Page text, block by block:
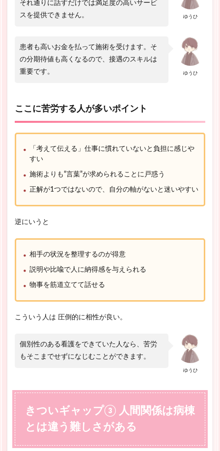
ゆうひ
それ通りに話すだけでは満足度の高いサービ
スを提供できません。
ゆうひ
患者も高いお金を払って施術を受けます。そ
の分期待値も高くなるので、接遇のスキルは
重要です。
ここに苦労する人が多いポイント
「考えて伝える」仕事に慣れていないと負担に感じや
すい
施術よりも“言葉”が求められることに戸惑う
正解が1つではないので、自分の軸がないと迷いやすい
逆にいうと
相手の状況を整理するのが得意
説明や比喩で人に納得感を与えられる
物事を筋道立てて話せる
こういう人は 圧倒的に相性が良い。
ゆうひ
個別性のある看護をできていた人なら、苦労
もそこまでせずになじむことができます。
きついギャップ③ 人間関係は病棟
とは違う難しさがある